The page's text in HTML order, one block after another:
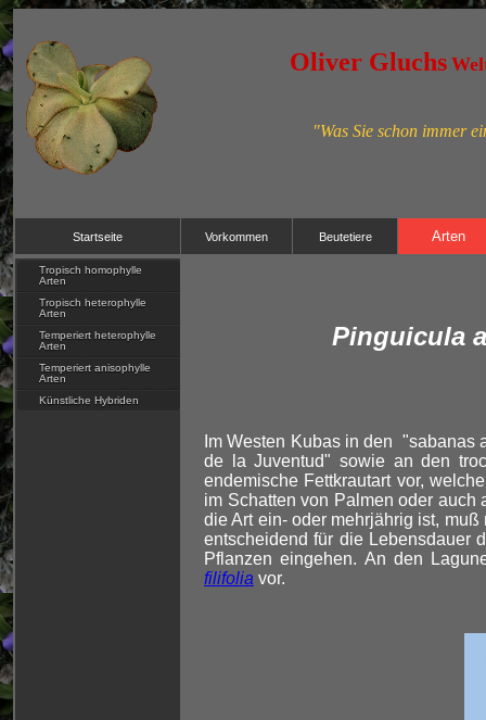
Oliver Gluchs
"Was Sie schon immer
Startseite Vorkommen Beutetiere Arten
Tropisch homophylle
Arten
Tropisch heterophylle
Arten
Temperiert heterophylle
Arten
Temperiert anisophylle
Arten
Künstliche Hybriden
Pinguicula
Im Westen Kubas in den "sabanas
de la Juventud" sowie an den
endemische Fettkrautart vor,
im Schatten von Palmen oder auch
die Art ein- oder mehrjährig ist,
entscheidend für die Lebensdauer
Pflanzen eingehen. An den
filifolia vor.